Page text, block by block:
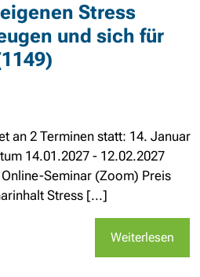
Stress
und sich für
an 2 Terminen statt: 14. Januar
14.01.2027 - 12.02.2027
Seminar (Zoom) Preis
Stress [...]
Weiterlesen